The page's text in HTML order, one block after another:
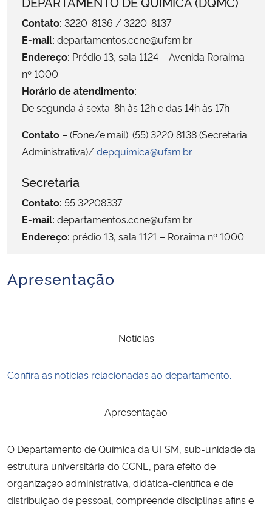
Ministério da Cidadania
Ministério da Saúde
Ministério de Minas e Energia
Ministério da Ciência, Tecnologia, Inovações e Comunicações
Ministério do Meio Ambiente
Ministério do Desenvolvimento Regional
Controladoria-Geral da União
Advocacia-Geral da União
Banco Central do Brasil
Planalto
Contato: 3220-8136 / 3220-8137
E-mail: departamentos.ccne@ufsm.br
Endereço: Prédio 13, sala 1124 – Avenida Roraima
nº 1000
Horário de atendimento:
De segunda á sexta: 8h às 12h e das 14h às 17h
Contato – (Fone/e.mail): (55) 3220 8138 (Secretaria
Administrativa)/ depquimica@ufsm.br
Secretaria
Contato: 55 32208337
E-mail: departamentos.ccne@ufsm.br
Endereço: prédio 13, sala 1121 – Roraima nº 1000
Apresentação
Notícias
Confira as notícias relacionadas ao departamento.
Apresentação
O Departamento de Química da UFSM, sub-unidade da
estrutura universitária do CCNE, para efeito de
organização administrativa, didática-científica e de
distribuição de pessoal, compreende disciplinas afins e